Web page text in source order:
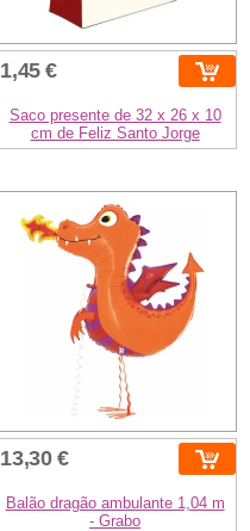
1,45 €
Saco presente de 32 x 26 x 10
cm de Feliz Santo Jorge
13,30 €
Balão dragão ambulante 1,04 m
- Grabo